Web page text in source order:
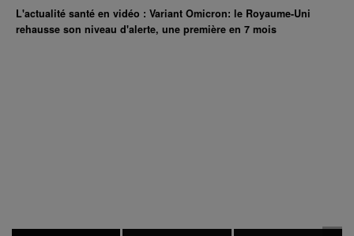
L'actualité santé en vidéo : Variant Omicron: le Royaume-Uni
rehausse son niveau d'alerte, une première en 7 mois